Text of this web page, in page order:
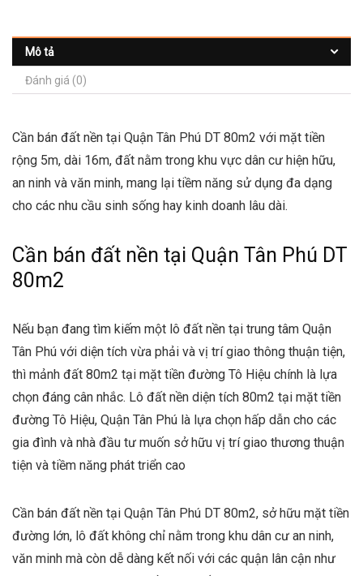
Mô tả
Đánh giá (0)
Cần bán đất nền tại Quận Tân Phú DT 80m2 với mặt tiền
rộng 5m, dài 16m, đất nằm trong khu vực dân cư hiện hữu,
an ninh và văn minh, mang lại tiềm năng sử dụng đa dạng
cho các nhu cầu sinh sống hay kinh doanh lâu dài.
Cần bán đất nền tại Quận Tân Phú DT
80m2
Nếu bạn đang tìm kiếm một lô đất nền tại trung tâm Quận
Tân Phú với diện tích vừa phải và vị trí giao thông thuận tiện,
thì mảnh đất 80m2 tại mặt tiền đường Tô Hiệu chính là lựa
chọn đáng cân nhắc. Lô đất nền diện tích 80m2 tại mặt tiền
đường Tô Hiệu, Quận Tân Phú là lựa chọn hấp dẫn cho các
gia đình và nhà đầu tư muốn sở hữu vị trí giao thương thuận
tiện và tiềm năng phát triển cao
Cần bán đất nền tại Quận Tân Phú DT 80m2, sở hữu mặt tiền
đường lớn, lô đất không chỉ nằm trong khu dân cư an ninh,
văn minh mà còn dễ dàng kết nối với các quận lân cận như